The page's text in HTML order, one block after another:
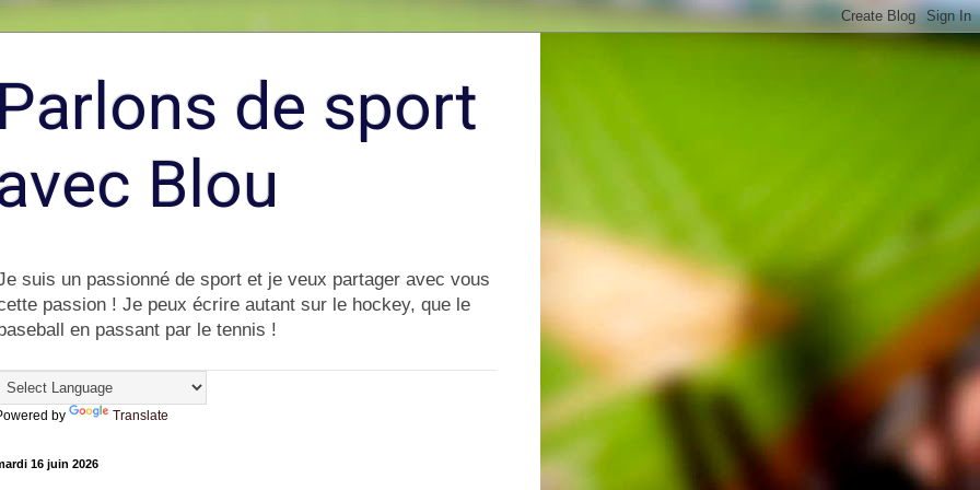
de sport
Blou
suis un passionné de sport et je veux partager avec vous
passion ! Je peux écrire autant sur le hockey, que le
en passant par le tennis !
by Translate
16 juin 2026